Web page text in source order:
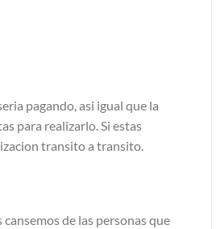
pagando, asi­ igual que la
para realizarlo. Si estas
transito a transito.
de las personas que